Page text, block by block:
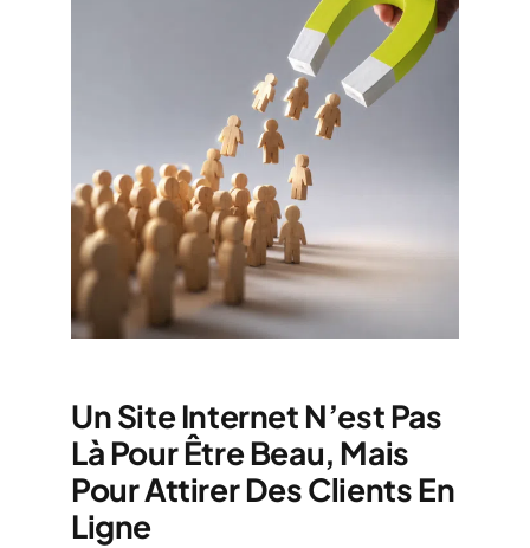
Un Site Internet N’est Pas
Là Pour Être Beau, Mais
Pour Attirer Des Clients En
Ligne